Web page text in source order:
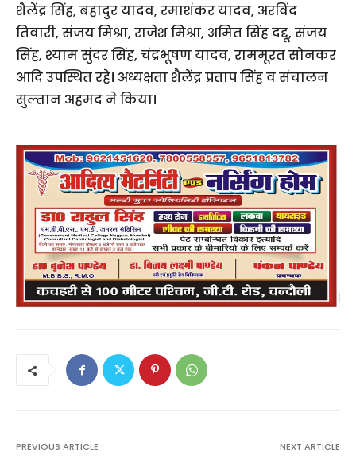
शैलेंद्र सिंह, बहादुर यादव, रमाशंकर यादव, अरविंद
तिवारी, संजय मिश्रा, राजेश मिश्रा, अमित सिंह दद्दू, संजय
सिंह, श्याम सुंदर सिंह, चंद्रभूषण यादव, राममूरत सोनकर
आदि उपस्थित रहे। अध्यक्षता शैलेंद्र प्रताप सिंह व संचालन
सुल्तान अहमद ने किया।
PREVIOUS ARTICLE NEXT ARTICLE